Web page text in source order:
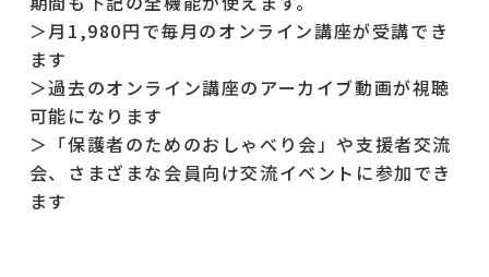
＞月1,980円で毎月のオンライン講座が受講でき
ます
＞過去のオンライン講座のアーカイブ動画が視聴
可能になります
＞「保護者のためのおしゃべり会」や支援者交流
会、さまざまな会員向け交流イベントに参加でき
ます